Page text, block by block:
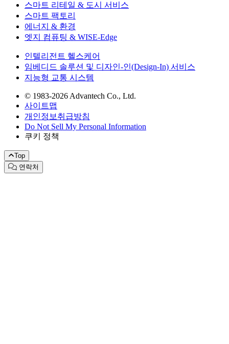
스마트 리테일 & 도시 서비스
스마트 팩토리
에너지 & 환경
엣지 컴퓨팅 & WISE-Edge
인텔리전트 헬스케어
임베디드 솔루션 및 디자인-인(Design-In) 서비스
지능형 교통 시스템
© 1983-2026 Advantech Co., Ltd.
사이트맵
개인정보취급방침
Do Not Sell My Personal Information
쿠키 정책
Top
연락처